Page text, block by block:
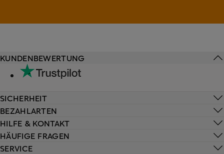
HILFE & KONTAKT
HÄUFIGE FRAGEN
SERVICE
KUNDENBEWERTUNG
SICHERHEIT
BEZAHLARTEN